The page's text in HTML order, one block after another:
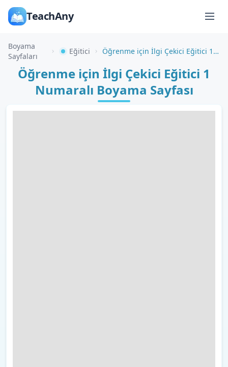
TeachAny
Boyama
Sayfaları
Eğitici Öğrenme için İlgi Çekici Eğitici 1 Numaralı Boyama Sayfası
Öğrenme için İlgi Çekici Eğitici 1
Numaralı Boyama Sayfası